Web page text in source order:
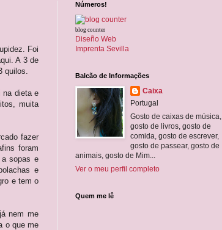
Foi
A 3 de
quilos.
na dieta e
muita
fazer
foram
sopas e
e
e tem o
nem me
o que me
Números!
blog counter
Diseño Web
Imprenta Sevilla
Balcão de Informações
Caixa
Portugal
Gosto de caixas de música,
gosto de livros, gosto de
comida, gosto de escrever,
gosto de passear, gosto de
animais, gosto de Mim...
Ver o meu perfil completo
Quem me lê